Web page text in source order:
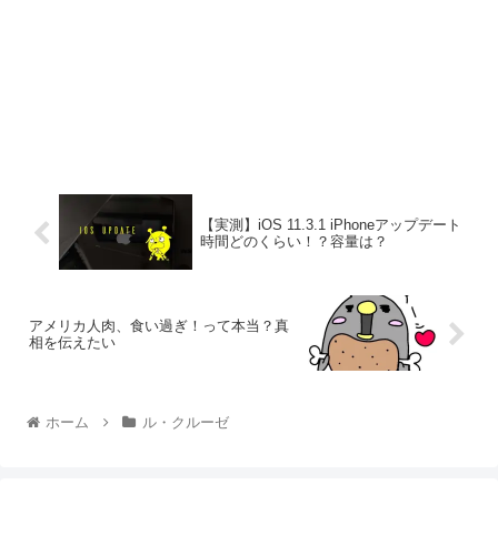
【実測】iOS 11.3.1 iPhoneアップデート
時間どのくらい！？容量は？
アメリカ人肉、食い過ぎ！って本当？真
相を伝えたい
ホーム ル・クルーゼ